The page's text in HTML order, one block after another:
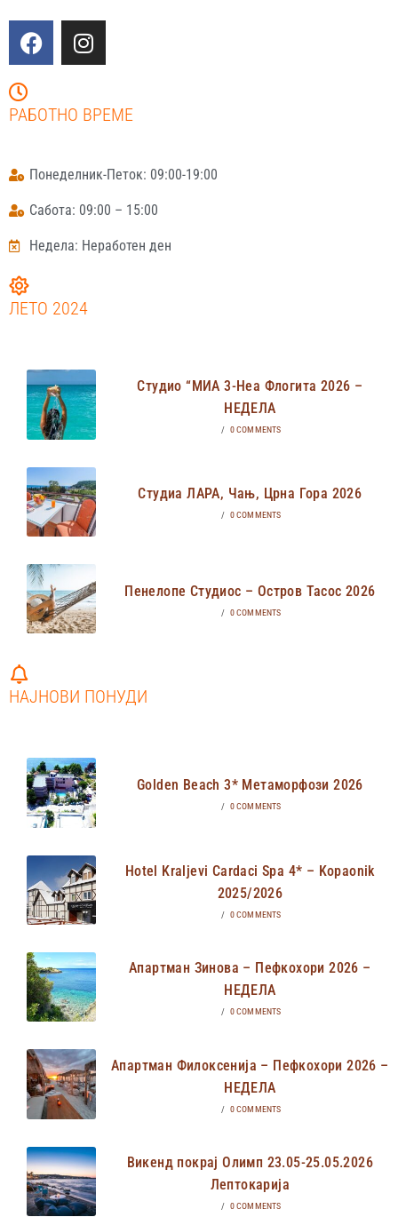
РАБОТНО ВРЕМЕ
Понеделник-Петок: 09:00-19:00
Сабота: 09:00 – 15:00
Недела: Неработен ден
ЛЕТО 2024
Студио “МИА 3-Неа Флогита 2026 –
НЕДЕЛА
/ 0 COMMENTS
Студиа ЛАРА, Чањ, Црна Гора 2026
/ 0 COMMENTS
Пенелопе Студиос – Остров Тасос 2026
/ 0 COMMENTS
НАЈНОВИ ПОНУДИ
Golden Beach 3* Метаморфози 2026
/ 0 COMMENTS
Hotel Kraljevi Cardaci Spa 4* – Kopaonik
2025/2026
/ 0 COMMENTS
Апартман Зинова – Пефкохори 2026 –
НЕДЕЛА
/ 0 COMMENTS
Апартман Филоксенија – Пефкохори 2026 –
НЕДЕЛА
/ 0 COMMENTS
Викенд покрај Олимп 23.05-25.05.2026
Лептокарија
/ 0 COMMENTS